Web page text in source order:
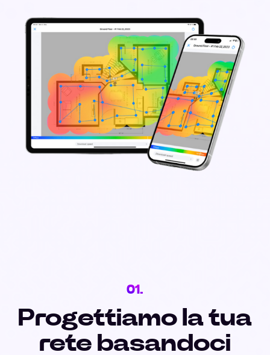
01.
Progettiamo la tua
rete basandoci